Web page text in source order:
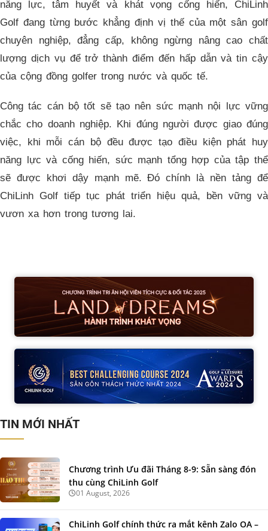
năng lực, tâm huyết và khát vọng cống hiến, ChiLinh
Golf đang từng bước khẳng định vị thế của một sân golf
chuyên nghiệp, đẳng cấp, không ngừng nâng cao chất
lượng dịch vụ để trở thành điểm đến hấp dẫn và tin cậy
của cộng đồng golfer trong nước và quốc tế.
Công tác cán bộ tốt sẽ tạo nên sức mạnh nội lực vững
chắc cho doanh nghiệp. Khi đúng người được giao đúng
việc, khi mỗi cán bộ đều được tạo điều kiện phát huy
năng lực và cống hiến, sức mạnh tổng hợp của tập thể
sẽ được khơi dậy mạnh mẽ. Đó chính là nền tảng để
ChiLinh Golf tiếp tục phát triển hiệu quả, bền vững và
vươn xa hơn trong tương lai.
TIN MỚI NHẤT
Chương trình Ưu đãi Tháng 8-9: Sẵn sàng đón
thu cùng ChiLinh Golf
01 August, 2026
ChiLinh Golf chính thức ra mắt kênh Zalo OA –